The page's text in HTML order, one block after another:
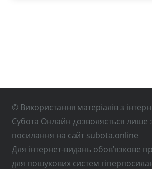
© Використання матеріалів з
Субота Онлайн дозволяється лише
посилання на сайт subota.online
Для інтернет-видань обов’язкове
для пошукових систем